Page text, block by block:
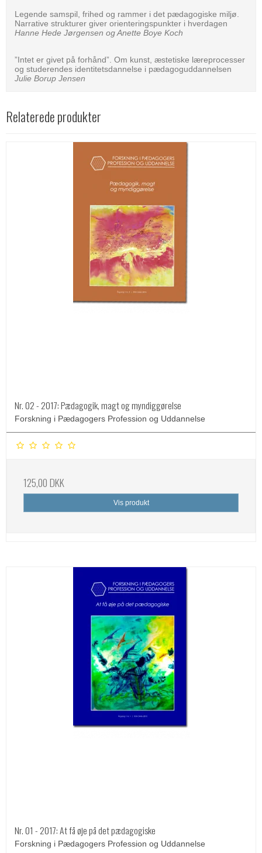
Legende samspil, frihed og rammer i det pædagogiske miljø.
Narrative strukturer giver orienteringspunkter i hverdagen
Hanne Hede Jørgensen og Anette Boye Koch
”Intet er givet på forhånd”. Om kunst, æstetiske læreprocesser
og studerendes identitetsdannelse i pædagoguddannelsen
Julie Borup Jensen
Relaterede produkter
Nr. 02 - 2017: Pædagogik, magt og myndiggørelse
Forskning i Pædagogers Profession og Uddannelse
125,00 DKK
Vis produkt
Nr. 01 - 2017: At få øje på det pædagogiske
Forskning i Pædagogers Profession og Uddannelse